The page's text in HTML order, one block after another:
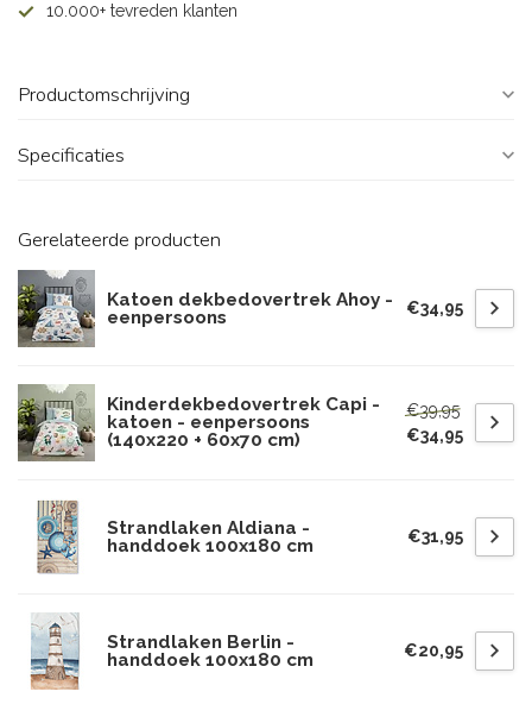
10.000+ tevreden klanten
Productomschrijving
Specificaties
Gerelateerde producten
Katoen dekbedovertrek Ahoy -
eenpersoons
€34,95
Kinderdekbedovertrek Capi -
katoen - eenpersoons
(140x220 + 60x70 cm)
€39,95
€34,95
Strandlaken Aldiana -
handdoek 100x180 cm
€31,95
Strandlaken Berlin -
handdoek 100x180 cm
€20,95